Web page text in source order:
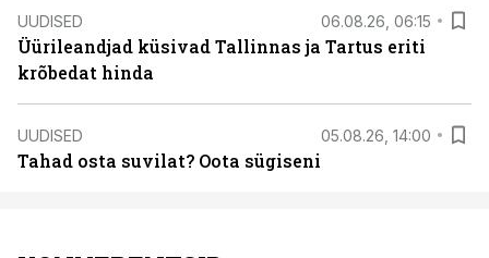
UUDISED 06.08.26, 06:15
Üürileandjad küsivad Tallinnas ja Tartus eriti
krõbedat hinda
UUDISED 05.08.26, 14:00
Tahad osta suvilat? Oota sügiseni